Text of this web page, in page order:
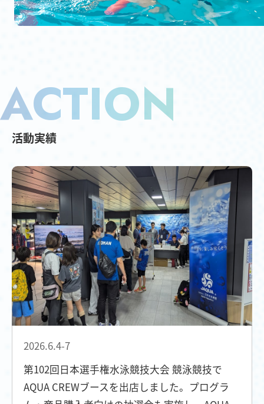
ACTION
活動実績
2026.6.4-7
第102回日本選手権水泳競技大会 競泳競技で
AQUA CREWブースを出店しました。プログラ